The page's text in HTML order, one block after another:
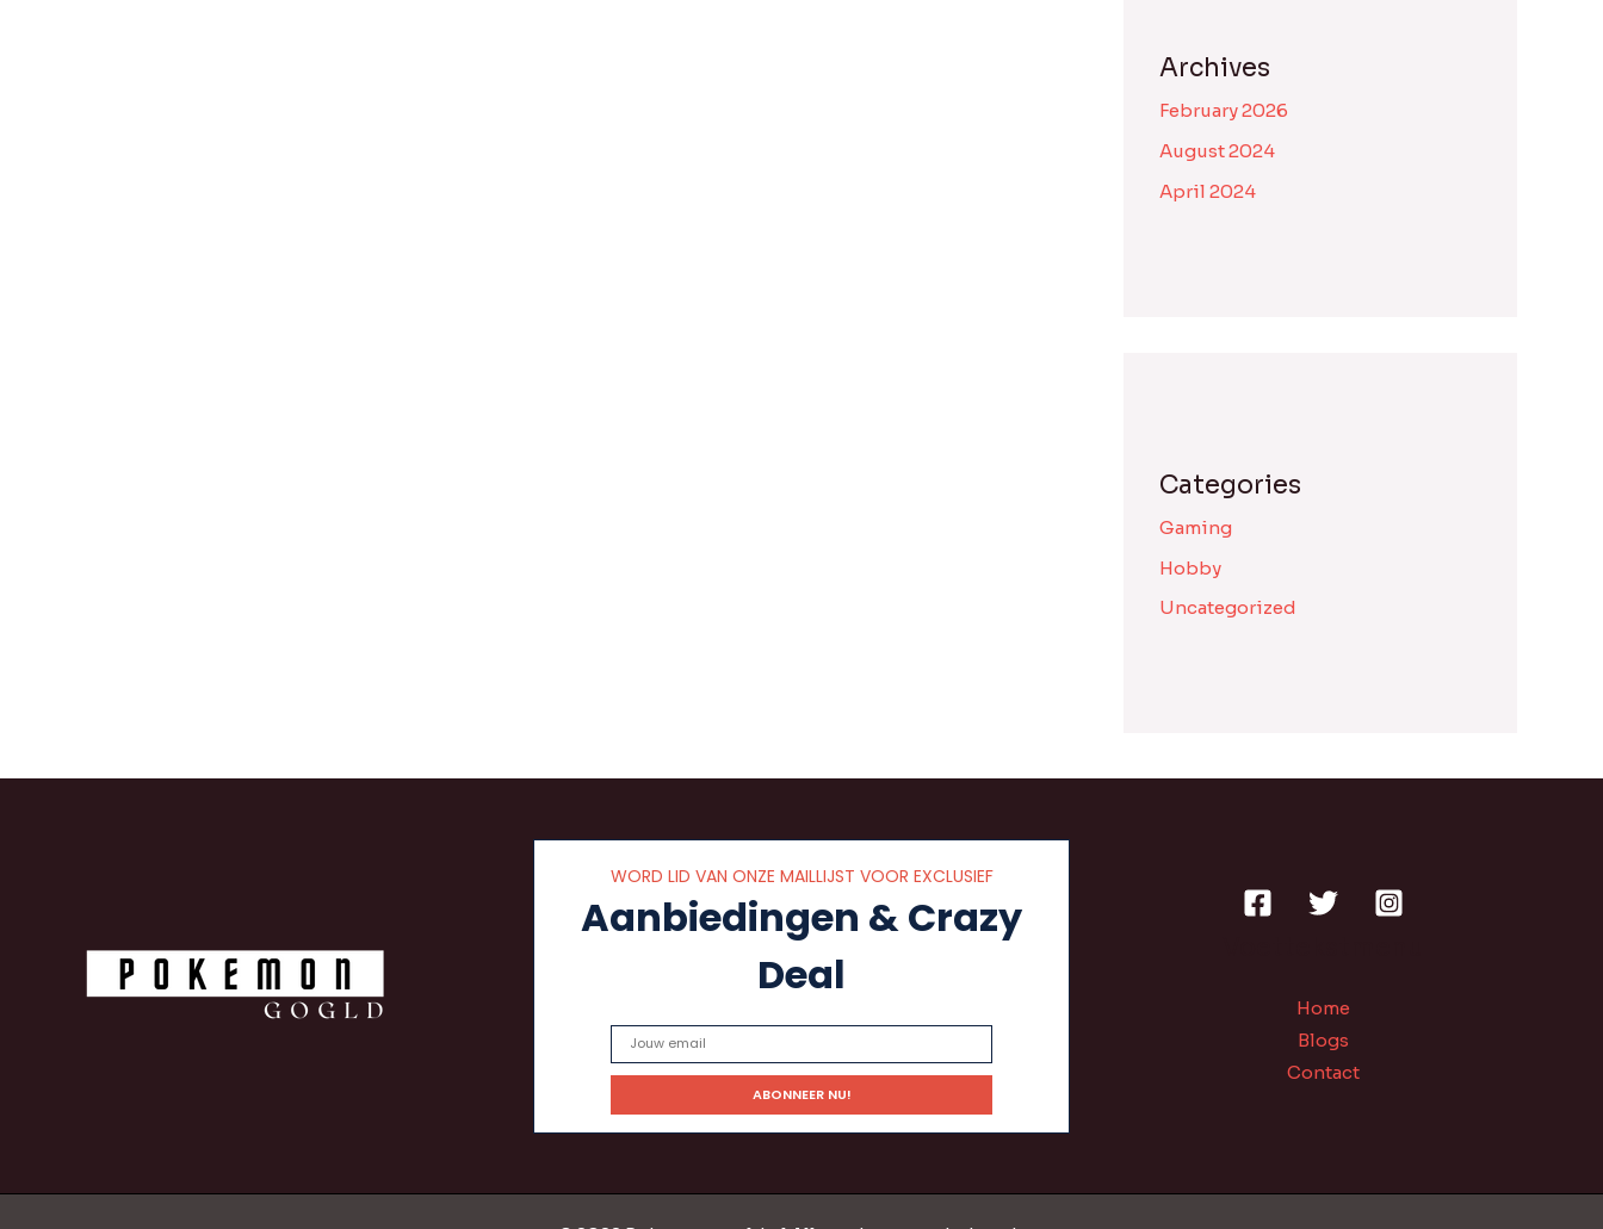
Archives
February 2026
August 2024
April 2024
Categories
Gaming
Hobby
Uncategorized
WORD LID VAN ONZE MAILLIJST VOOR EXCLUSIEF
Aanbiedingen & Crazy
Deal
Home
Blogs
Contact